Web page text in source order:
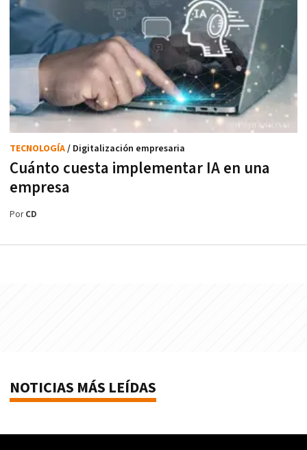
Cuánto cuesta implementar IA en una
empresa
TECNOLOGÍA/ Digitalización empresaria
PorCD
NOTICIAS MÁS LEÍDAS